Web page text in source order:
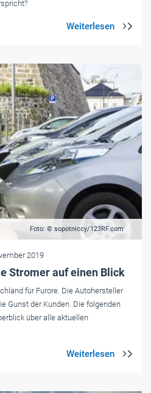
Foto: © sopotniccy/123RF.com
2019
Stromer auf einen Blick
für Furore. Die Autohersteller
Gunst der Kunden. Die folgenden
über alle aktuellen